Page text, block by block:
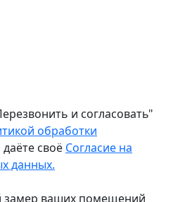
и согласовать"
обработки
даёте своё Согласие на
данных.
замер ваших помещений